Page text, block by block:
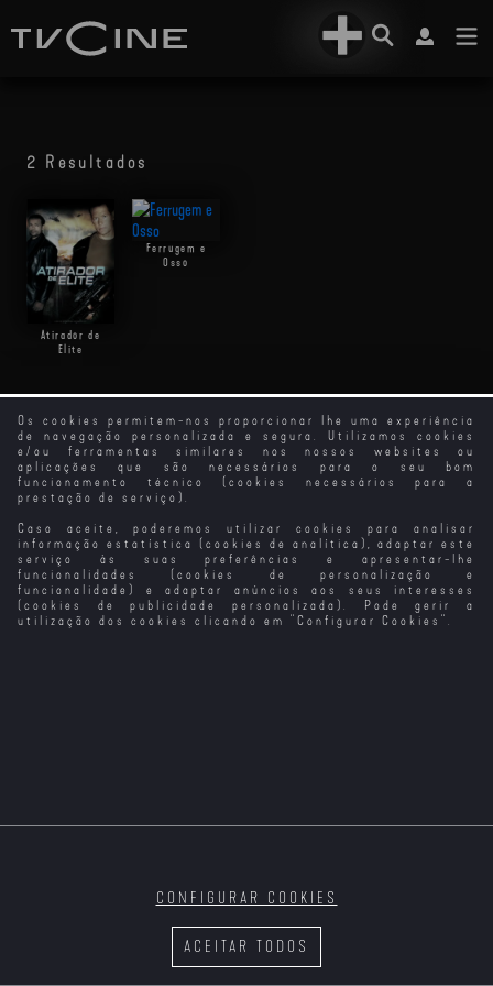
Os cookies permitem-nos proporcionar lhe uma experiência
de navegação personalizada e segura. Utilizamos cookies
e/ou ferramentas similares nos nossos websites ou
aplicações que são necessários para o seu bom
funcionamento técnico (cookies necessários para a
prestação de serviço).
Caso aceite, poderemos utilizar cookies para analisar
informação estatística (cookies de analítica), adaptar este
serviço às suas preferências e apresentar-lhe
funcionalidades (cookies de personalização e
funcionalidade) e adaptar anúncios aos seus interesses
(cookies de publicidade personalizada). Pode gerir a
utilização dos cookies clicando em " Configurar Cookies ".
ACEITAR TODOS
CONFIGURAR COOKIES
2 Resultados
Atirador de
Elite
Ferrugem e
Osso